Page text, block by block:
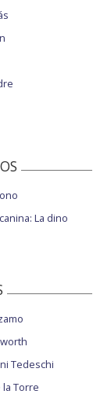
La dino
Tedeschi
Torre